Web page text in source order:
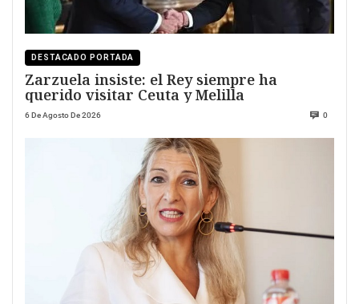
DESTACADO PORTADA
Zarzuela insiste: el Rey siempre ha
querido visitar Ceuta y Melilla
6 De Agosto De 2026 0